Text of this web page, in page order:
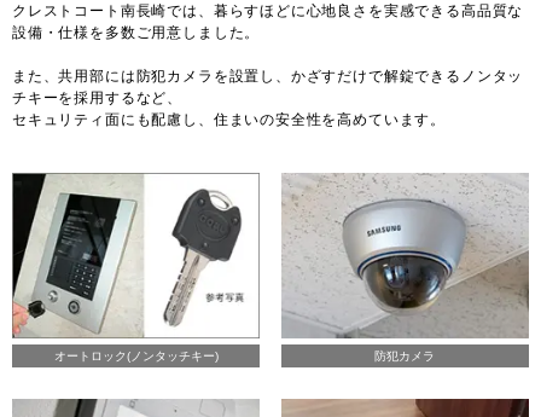
クレストコート南長崎では、暮らすほどに心地良さを実感できる高品質な
設備・仕様を多数ご用意しました。
また、共用部には防犯カメラを設置し、かざすだけで解錠できるノンタッ
チキーを採用するなど、
セキュリティ面にも配慮し、住まいの安全性を高めています。
オートロック(ノンタッチキー) 防犯カメラ